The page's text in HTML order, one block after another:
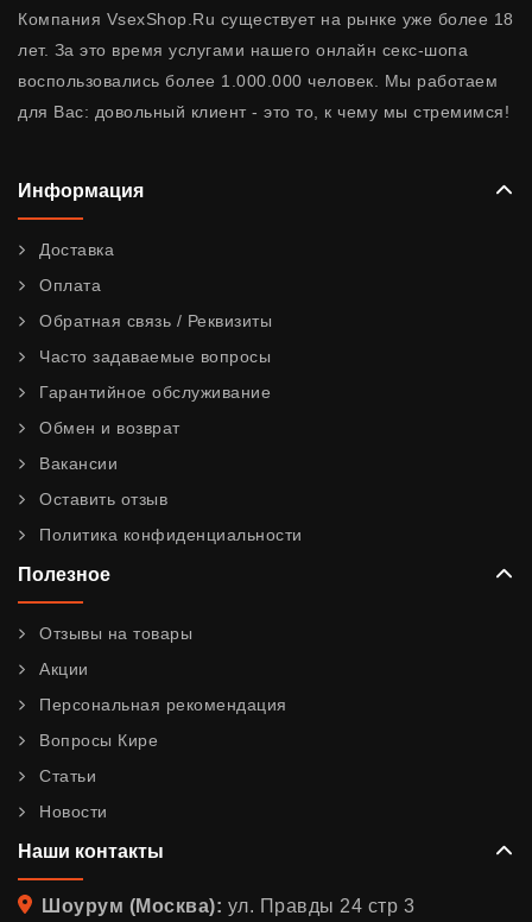
Компания VsexShop.Ru существует на рынке уже более 18
лет. За это время услугами нашего онлайн секс-шопа
воспользовались более 1.000.000 человек. Мы работаем
для Вас: довольный клиент - это то, к чему мы стремимся!
Информация
Доставка
Оплата
Обратная связь / Реквизиты
Часто задаваемые вопросы
Гарантийное обслуживание
Обмен и возврат
Вакансии
Оставить отзыв
Политика конфиденциальности
Полезное
Отзывы на товары
Акции
Персональная рекомендация
Вопросы Кире
Статьи
Новости
Наши контакты
Адрес
Шоурум (Москва): ул. Правды 24 стр 3